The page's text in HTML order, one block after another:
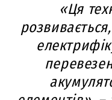
«Ця